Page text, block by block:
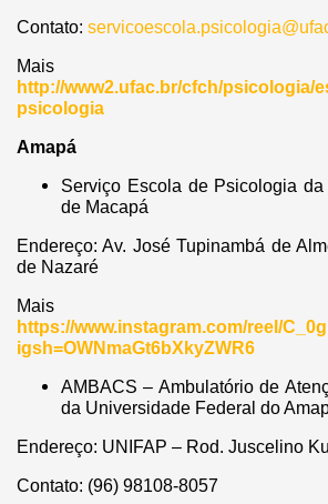
Contato:
Mais
http://www2.ufac.br/cfch/psicologia/
psicologia
Amapá
Serviço Escola de Psicologia
de Macapá
Endereço: Av. José Tupinambá de
de Nazaré
Mais
https://www.instagram.com/reel/
igsh=OWNmaGt6bXkyZWR6
AMBACS – Ambulatório de
da Universidade Federal do
Endereço: UNIFAP – Rod. Juscelino
Contato: (96) 98108-8057